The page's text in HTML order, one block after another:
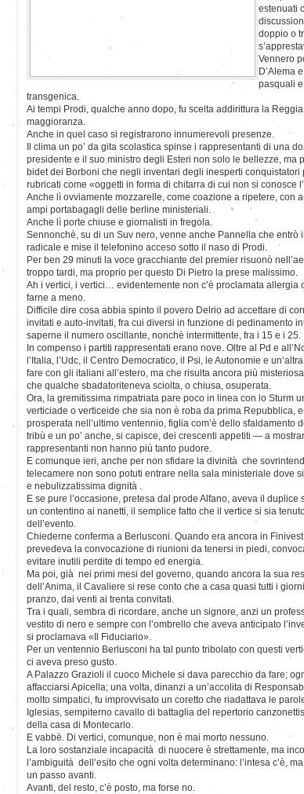
estenuati
doppio o
Vennero
D’Alema
pasquali
transgenica.
Ai tempi Prodi, qualche anno dopo, fu scelta addirittura la
maggioranza.
Anche in quel caso si registrarono innumerevoli presenze.
Il clima un po’ da gita scolastica spinse i rappresentanti di una
presidente e il suo ministro degli Esteri non solo le bellezze, ma
bidet dei Borboni che negli inventari degli inesperti conquistatori
rubricati come «oggetti in forma di chitarra di cui non si conosce
Anche lì ovviamente mozzarelle, come coazione a ripetere, con
ampi portabagagli delle berline ministeriali.
Anche lì porte chiuse e giornalisti in fregola.
Sennonchè, su di un Suv nero, venne anche Pannella che entrò
radicale e mise il telefonino acceso sotto il naso di Prodi.
Per ben 29 minuti la voce gracchiante del premier risuonò
troppo tardi, ma proprio per questo Di Pietro la prese malissimo.
Ah i vertici, i vertici… evidentemente non c’è proclamata allergia
farne a meno.
Difficile dire cosa abbia spinto il povero Delrio ad accettare di
invitati e auto-invitati, fra cui diversi in funzione di pedinamento
saperne il numero oscillante, nonchè intermittente, fra i 15 e i 25.
In compenso i partiti rappresentati erano nove. Oltre al Pd e
l’Italia, l’Udc, il Centro Democratico, il Psi, le Autonomie e
fare con gli italiani all’estero, ma che risulta ancora più
che qualche sbadatoriteneva sciolta, o chiusa, osuperata.
Ora, la gremitissima rimpatriata pare poco in linea con lo Sturm
verticiade o verticeide che sia non è roba da prima Repubblica,
prosperata nell’ultimo ventennio, figlia com’è dello sfaldamento
tribù e un po’ anche, si capisce, dei crescenti appetiti — a
rappresentanti non hanno più tanto pudore.
E comunque ieri, anche per non sfidare la divinità che
telecamere non sono potuti entrare nella sala ministeriale dove
e nebulizzatissima dignità .
E se pure l’occasione, pretesa dal prode Alfano, aveva il
un contentino ai nanetti, il semplice fatto che il vertice si sia
dell’evento.
Chiederne conferma a Berlusconi. Quando era ancora in
prevedeva la convocazione di riunioni da tenersi in piedi,
evitare inutili perdite di tempo ed energia.
Ma poi, già nei primi mesi del governo, quando ancora la sua
dell’Anima, il Cavaliere si rese conto che a casa quasi tutti i
pranzo, dai venti ai trenta convitati.
Tra i quali, sembra di ricordare, anche un signore, anzi un
vestito di nero e sempre con l’ombrello che aveva anticipato
si proclamava «Il Fiduciario».
Per un ventennio Berlusconi ha tal punto tribolato con questi
ci aveva preso gusto.
A Palazzo Grazioli il cuoco Michele si dava parecchio da fare;
affacciarsi Apicella; una volta, dinanzi a un’accolita di
molto simpatici, fu improvvisato un coretto che riadattava le
Iglesias, sempiterno cavallo di battaglia del repertorio
della casa di Montecarlo.
E vabbè. Di vertici, comunque, non è mai morto nessuno.
La loro sostanziale incapacità di nuocere è strettamente, ma
l’ambiguità dell’esito che ogni volta determinano: l’intesa c’è,
un passo avanti.
Avanti, del resto, c’è posto, ma forse no.